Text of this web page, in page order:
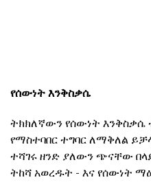
የሰውነት እንቅስቃሴ
ትክክለኛውን የሰውነት እንቅስቃሴ
የማስተባበር ተግባር ለማቅለል
ተሻገሩ ዘንድ ያለውን ጭናቸው
ትከሻ አወረዱት - እና የሰውነት